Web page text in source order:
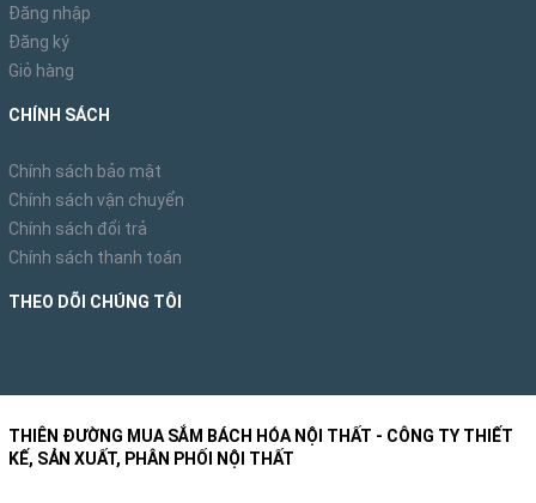
Đăng nhập
Đăng ký
Giỏ hàng
CHÍNH SÁCH
Chính sách bảo mật
Chính sách vận chuyển
Chính sách đổi trả
Chính sách thanh toán
THEO DÕI CHÚNG TÔI
THIÊN ĐƯỜNG MUA SẮM BÁCH HÓA NỘI THẤT - CÔNG TY THIẾT
KẾ, SẢN XUẤT, PHÂN PHỐI NỘI THẤT